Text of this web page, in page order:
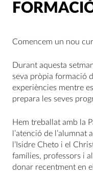
Comencem un nou
Durant aquesta
seva pròpia formació
experiències mentre
prepara les seves
Hem treballat amb la
l’atenció de
l’Isidre Cheto i el
famílies, professors i
donar recentment en